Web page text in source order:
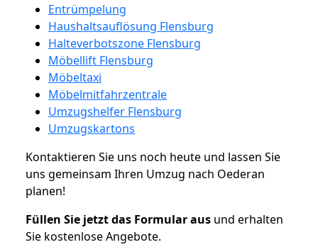
Entrümpelung
Haushaltsauflösung Flensburg
Halteverbotszone Flensburg
Möbellift Flensburg
Möbeltaxi
Möbelmitfahrzentrale
Umzugshelfer Flensburg
Umzugskartons
Kontaktieren Sie uns noch heute und lassen Sie
uns gemeinsam Ihren Umzug nach Oederan
planen!
Füllen Sie jetzt das Formular aus und erhalten
Sie kostenlose Angebote.